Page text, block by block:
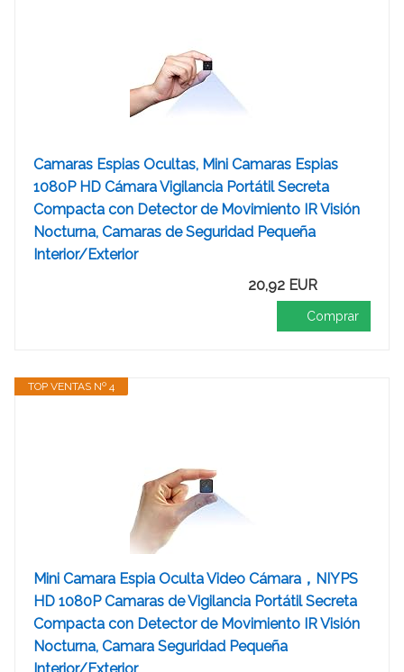
Camaras Espias Ocultas, Mini Camaras Espias
1080P HD Cámara Vigilancia Portátil Secreta
Compacta con Detector de Movimiento IR Visión
Nocturna, Camaras de Seguridad Pequeña
Interior/Exterior
20,92 EUR
Comprar
TOP VENTAS Nº 4
Mini Camara Espia Oculta Video Cámara，NIYPS
HD 1080P Camaras de Vigilancia Portátil Secreta
Compacta con Detector de Movimiento IR Visión
Nocturna, Camara Seguridad Pequeña